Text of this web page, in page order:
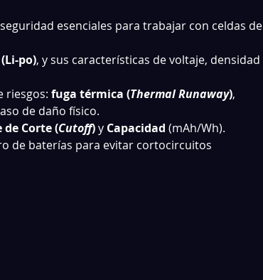
esenciales para trabajar con celdas de
po), y sus características de voltaje, densidad
riesgos: fuga térmica (Thermal Runaway),
de daño físico.
Corte (Cutoff) y Capacidad (mAh/Wh).
de baterías para evitar cortocircuitos